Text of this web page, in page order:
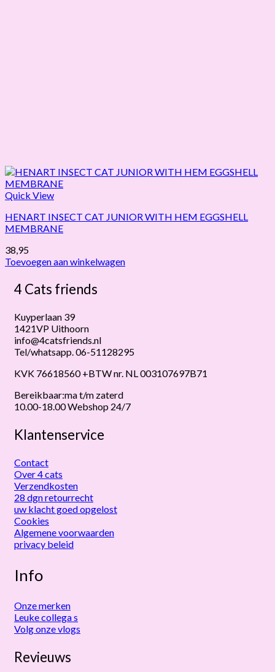
Quick View
HENART INSECT CAT JUNIOR WITH HEM EGGSHELL
MEMBRANE
38,95
Toevoegen aan winkelwagen
4 Cats friends
Kuyperlaan 39
1421VP Uithoorn
info@4catsfriends.nl
Tel/whatsapp. 06-51128295
KVK 76618560 +BTW nr. NL 003107697B71
Bereikbaar:ma t/m zaterd
10.00-18.00 Webshop 24/7
Klantenservice
Contact
Over 4 cats
Verzendkosten
28 dgn retourrecht
uw klacht goed opgelost
Cookies
Algemene voorwaarden
privacy beleid
Info
Onze merken
Leuke collega s
Volg onze vlogs
Revieuws